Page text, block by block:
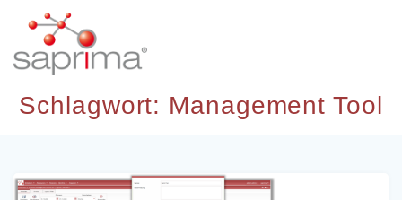
Schlagwort: Management Tool